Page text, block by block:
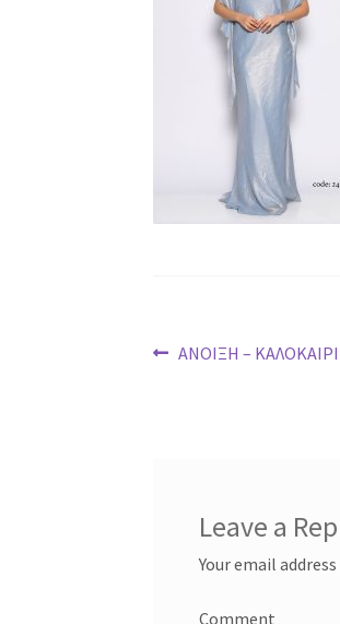
Post
Previous
ΑΝΟΙΞΗ – ΚΑΛΟΚΑΙΡΙ
Leave a
Your email